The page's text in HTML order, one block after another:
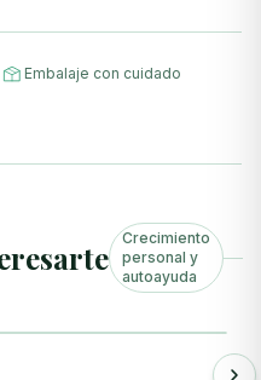
Embalaje con cuidado
Crecimiento
personal y
autoayuda